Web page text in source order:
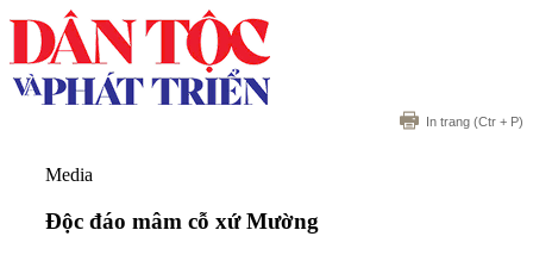
In trang (Ctr + P)
Media
Độc đáo mâm cỗ xứ Mường